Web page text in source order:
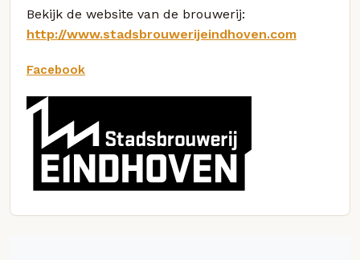
Bekijk de website van de brouwerij:
http://www.stadsbrouwerijeindhoven.com
Facebook